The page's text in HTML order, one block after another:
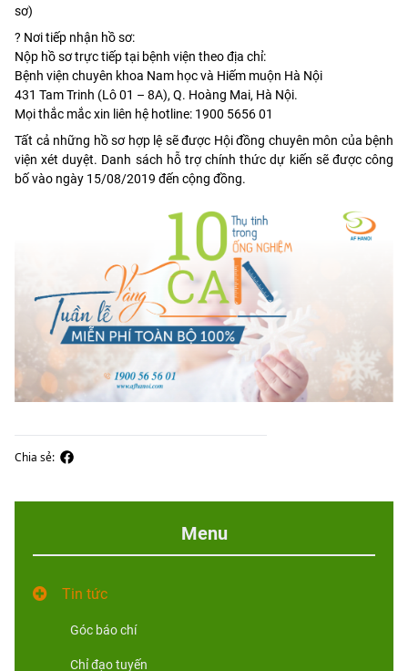
sơ)
? Nơi tiếp nhận hồ sơ:
Nộp hồ sơ trực tiếp tại bệnh viện theo địa chỉ:
Bệnh viện chuyên khoa Nam học và Hiếm muộn Hà Nội
431 Tam Trinh (Lô 01 – 8A), Q. Hoàng Mai, Hà Nội.
Mọi thắc mắc xin liên hệ hotline: 1900 5656 01
Tất cả những hồ sơ hợp lệ sẽ được Hội đồng chuyên môn của bệnh
viện xét duyệt. Danh sách hỗ trợ chính thức dự kiến sẽ được công
bố vào ngày 15/08/2019 đến cộng đồng.
Chia sẻ:
Menu
Tin tức
Góc báo chí
Chỉ đạo tuyến